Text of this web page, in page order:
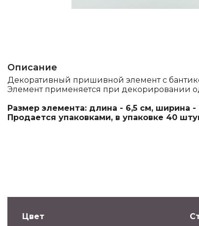
Описание
Декоративный пришивной элемент с
Элемент применяется при декорировании
Размер элемента: длина - 6,5 см, ширина -
Продается упаковками, в упаковке 40
Цвет